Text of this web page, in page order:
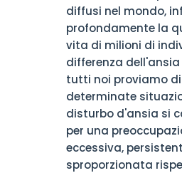
diffusi nel mondo,
profondamente la
vita di milioni di
differenza
tutti noi proviamo
determinate
disturbo d'ansia si
per una
eccessiva,
sproporzionata